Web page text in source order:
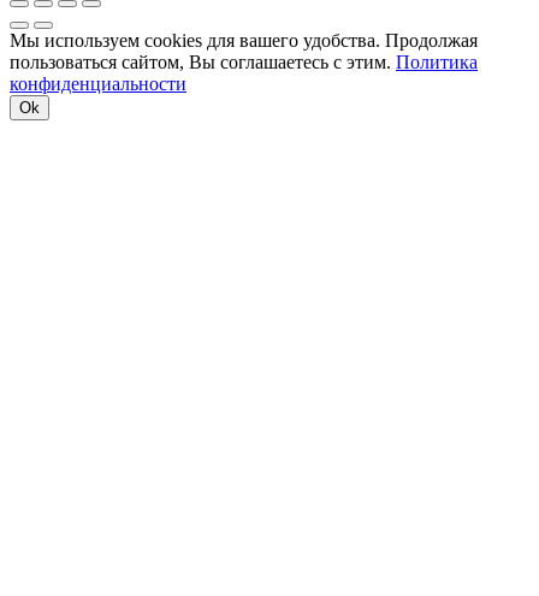
Мы используем cookies для вашего удобства. Продолжая
пользоваться сайтом, Вы соглашаетесь с этим. Политика
конфиденциальности
Ok